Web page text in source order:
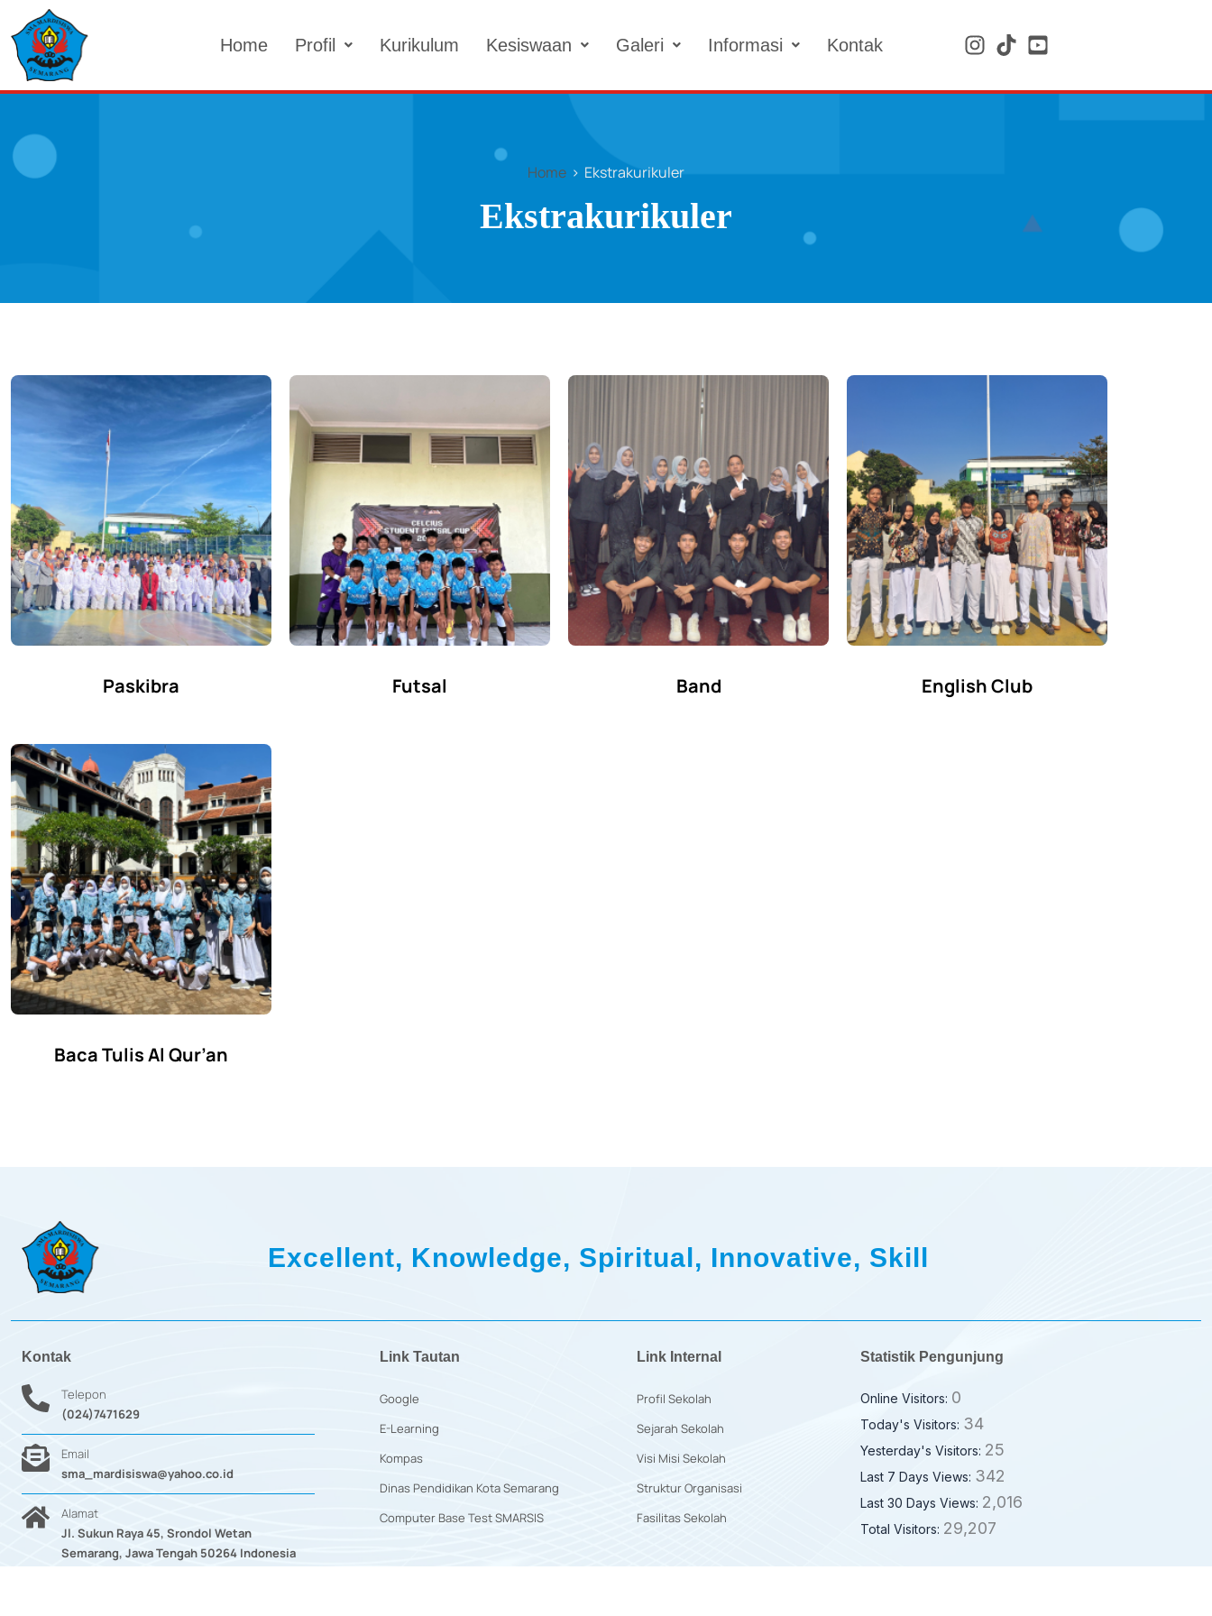
to
content
Home Profil Kurikulum Kesiswaan Galeri Informasi Kontak
Home Ekstrakurikuler
Ekstrakurikuler
Paskibra Futsal Band English Club
Baca Tulis Al Qur’an
Excellent, Knowledge, Spiritual, Innovative, Skill
Kontak
Telepon
(024)7471629
Email
sma_mardisiswa@yahoo.co.id
Alamat
Jl. Sukun Raya 45, Srondol Wetan
Semarang, Jawa Tengah 50264 Indonesia
Link Tautan
Google
E-Learning
Kompas
Dinas Pendidikan Kota Semarang
Computer Base Test SMARSIS
Link Internal
Profil Sekolah
Sejarah Sekolah
Visi Misi Sekolah
Struktur Organisasi
Fasilitas Sekolah
Statistik Pengunjung
Online Visitors: 0
Today's Visitors: 34
Yesterday's Visitors: 25
Last 7 Days Views: 342
Last 30 Days Views: 2,016
Total Visitors: 29,207